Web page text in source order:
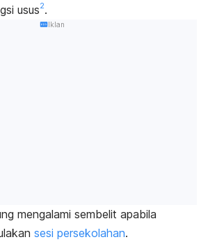
usus2.
Iklan
mengalami sembelit apabila
sesi persekolahan.